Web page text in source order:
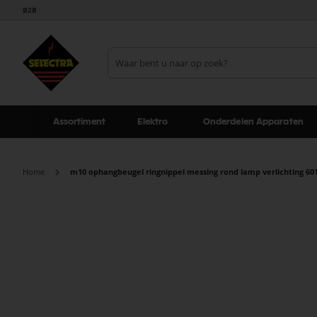
B2B
Assortiment Elektro Onderdelen Apparaten
Home m10 ophangbeugel ringnippel messing rond lamp verlichting